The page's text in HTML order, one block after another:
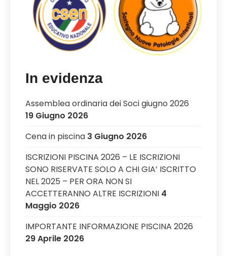
In evidenza
Assemblea ordinaria dei Soci giugno 2026
19 Giugno 2026
Cena in piscina 3 Giugno 2026
ISCRIZIONI PISCINA 2026 – LE ISCRIZIONI
SONO RISERVATE SOLO A CHI GIA’ ISCRITTO
NEL 2025 – PER ORA NON SI
ACCETTERANNO ALTRE ISCRIZIONI 4
Maggio 2026
IMPORTANTE INFORMAZIONE PISCINA 2026
29 Aprile 2026